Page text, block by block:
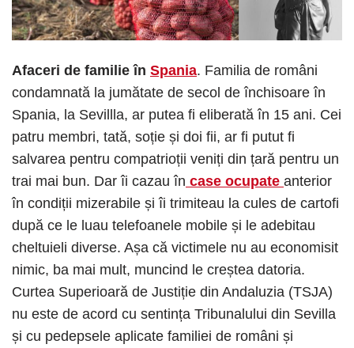
Afaceri de familie în Spania. Familia de români
condamnată la jumătate de secol de închisoare în
Spania, la Sevillla, ar putea fi eliberată în 15 ani. Cei
patru membri, tată, soție și doi fii, ar fi putut fi
salvarea pentru compatrioții veniți din țară pentru un
trai mai bun. Dar îi cazau în case ocupate anterior
în condiții mizerabile și îi trimiteau la cules de cartofi
după ce le luau telefoanele mobile și le adebitau
cheltuieli diverse. Așa că victimele nu au economisit
nimic, ba mai mult, muncind le creștea datoria.
Curtea Superioară de Justiție din Andaluzia (TSJA)
nu este de acord cu sentința Tribunalului din Sevilla
și cu pedepsele aplicate familiei de români și